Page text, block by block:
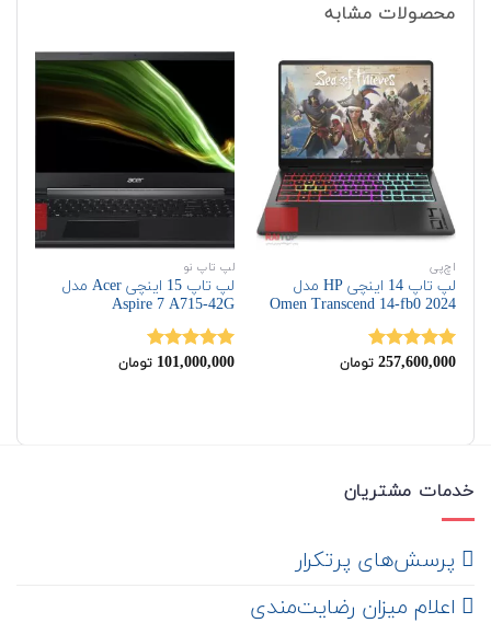
محصولات مشابه
اچ‌پی
لپ تاپ 14 اینچی HP مدل
Omen Transcend 14-fb0 2024
نمره5.00
257,600,000 تومان
لپ تاپ نو
لپ تاپ 15 اینچی Acer مدل
Aspire 7 A715-42G
نمره5.00
101,000,000 تومان
خدمات مشتریان
‌ پرسش‌های پرتکرار
اعلام میزان رضایت‌مندی